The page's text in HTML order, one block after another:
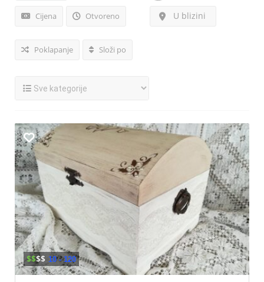
Cijena Otvoreno U blizini
Poklapanje Složi po
$$$$ 10 - 120